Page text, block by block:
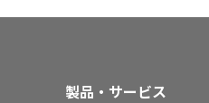
製品・サービス